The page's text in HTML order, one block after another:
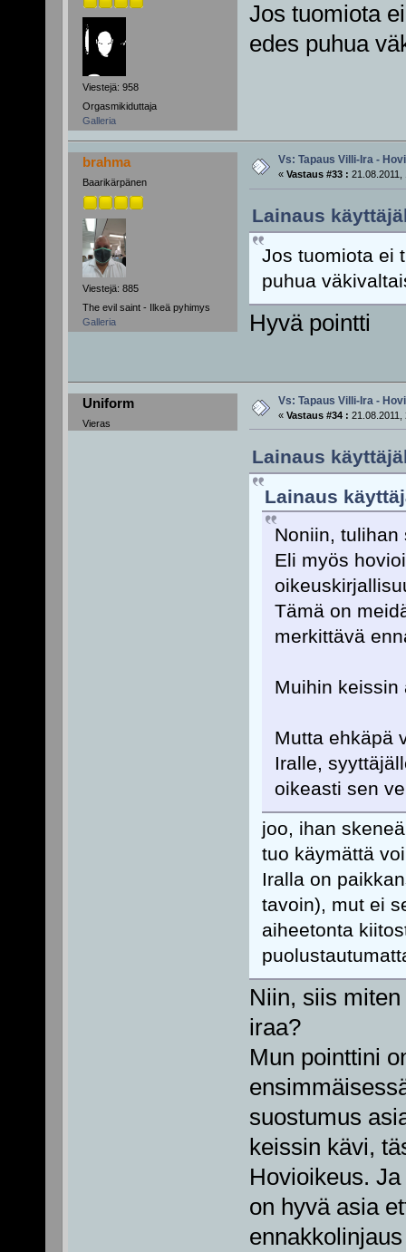
Viestejä: 958
Orgasmikiduttaja
Galleria
Jos tuomiota
edes puhua
brahma
Baarikärpänen
Viestejä: 885
The evil saint - Ilkeä pyhimys
Galleria
Vs: Tapaus Villi-Ira -
« Vastaus #33 : 21.08.2011,
Lainaus
Jos tuomiota ei
puhua
Hyvä pointti
Uniform
Vieras
Vs: Tapaus Villi-Ira -
« Vastaus #34 : 21.08.2011,
Lainaus
Lainaus
Noniin, tulihan
Eli myös
Tämä on
merkittävä
Muihin keissin
Mutta ehkäpä
Iralle,
oikeasti sen
joo, ihan
tuo käymättä
Iralla on
tavoin), mut ei
aiheetonta
Niin, siis
iraa?
Mun pointtini
suostumus
keissin kävi,
Hovioikeus.
on hyvä asia